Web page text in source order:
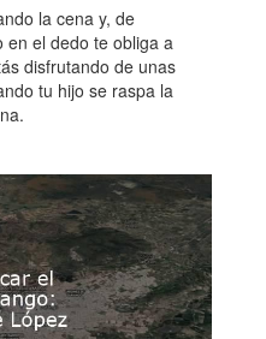
la cena y, de
el dedo te obliga a
disfrutando de unas
tu hijo se raspa la